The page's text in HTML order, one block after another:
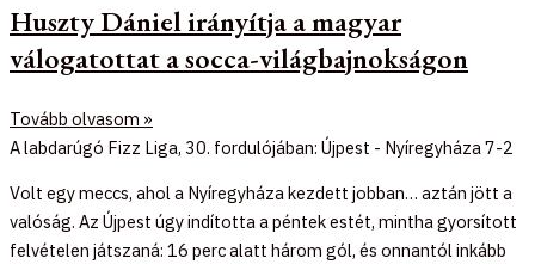
Huszty Dániel irányítja a magyar
válogatottat a socca-világbajnokságon
Tovább olvasom »
A labdarúgó Fizz Liga, 30. fordulójában: Újpest - Nyíregyháza 7-2
Volt egy meccs, ahol a Nyíregyháza kezdett jobban… aztán jött a
valóság. Az Újpest úgy indította a péntek estét, mintha gyorsított
felvételen játszaná: 16 perc alatt három gól, és onnantól inkább